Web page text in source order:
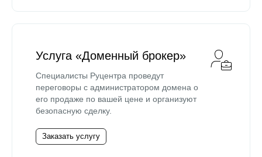
Услуга «Доменный брокер»
Специалисты Руцентра проведут
переговоры с администратором домена о
его продаже по вашей цене и организуют
безопасную сделку.
Заказать услугу